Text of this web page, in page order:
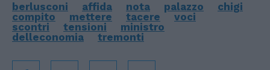
berlusconi affida nota palazzo
chigi
compito
mettere tacere
voci
scontri
tensioni
ministro
delleconomia
tremonti